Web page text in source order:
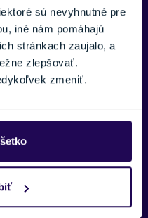
sú nevyhnutné pre
iné nám pomáhajú
stránkach zaujalo, a
zlepšovať.
zmeniť.
viac